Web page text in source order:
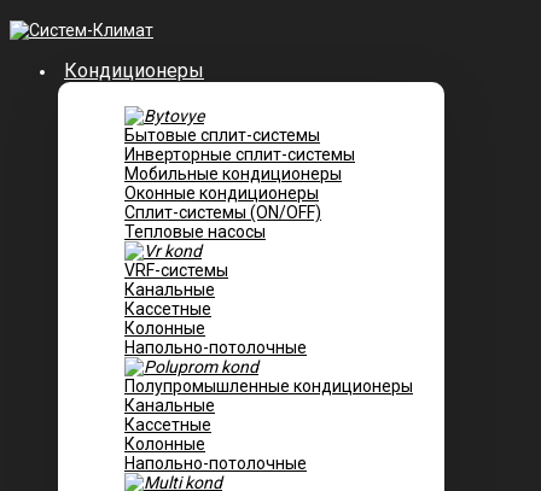
Кондиционеры
Бытовые сплит-системы
Инверторные сплит-системы
Мобильные кондиционеры
Оконные кондиционеры
Сплит-системы (ON/OFF)
Тепловые насосы
VRF-системы
Канальные
Касcетные
Колонные
Напольно-потолочные
Полупромышленные кондиционеры
Канальные
Кассетные
Колонные
Напольно-потолочные